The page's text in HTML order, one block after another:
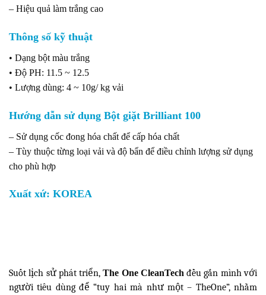
– Hiệu quả làm trắng cao
Thông số kỹ thuật
• Dạng bột màu trắng
• Độ PH: 11.5 ~ 12.5
• Lượng dùng: 4 ~ 10g/ kg vải
Hướng dẫn sử dụng Bột giặt Brilliant 100
– Sử dụng cốc đong hóa chất để cấp hóa chất
– Tùy thuộc từng loại vải và độ bẩn để điều chỉnh lượng sử dụng
cho phù hợp
Xuất xứ: KOREA
Suốt lịch sử phát triển,The One CleanTechđều gắn mình với
người tiêu dùng để “tuy hai mà như một – TheOne”, nhằm